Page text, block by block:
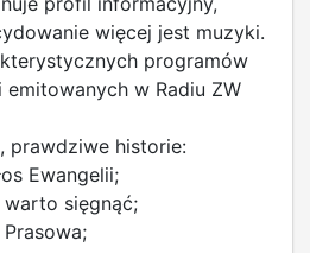
więcej jest muzyki.
programów
w Radiu ZW
historie:
Ewangelii;
sięgnąć;